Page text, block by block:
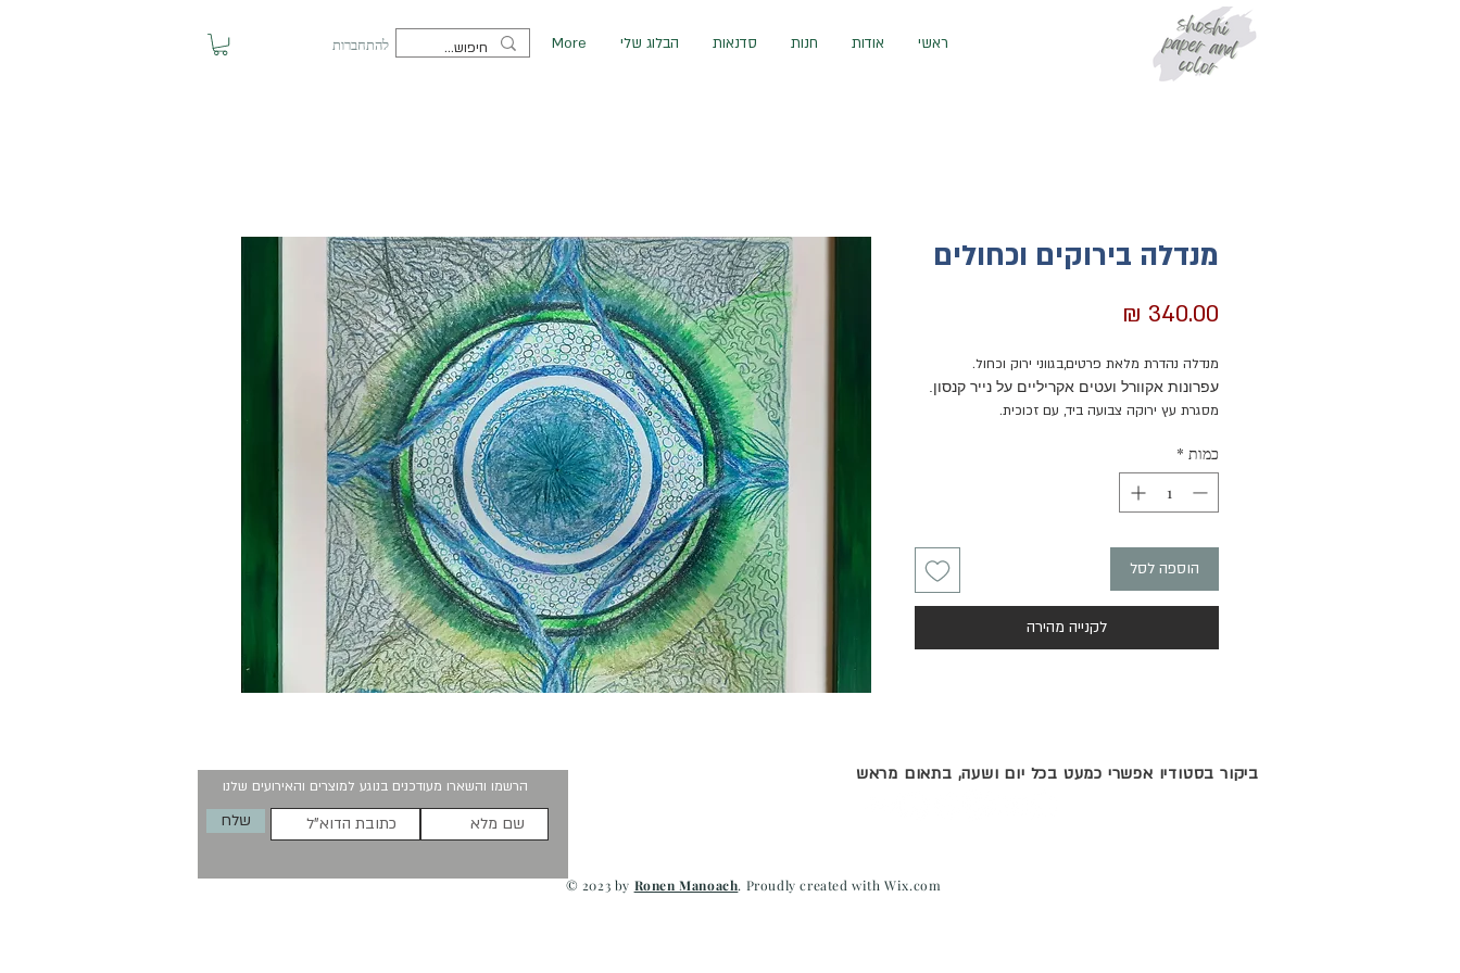
להתחברות ראשי אודות חנות סדנאות הבלוג שלי More
מנדלה בירוקים וכחולים
מנדלה נהדרת מלאת פרטים,בגווני ירוק וכחול.
עפרונות אקוורל ועטים אקריליים על נייר קנסון.
מסגרת עץ ירוקה צבועה ביד, עם זכוכית.
יתגלו פרטים נוספים.
המנדלה תוסיף חן רב לכל מקום בו תיתלו אותה.
עותק יחיד ומצוירת ביד.
גודל 33*33 (כולל המסגרת)
לתשומת לבכם:
כמות *
הוספה לסל
לקנייה מהירה
הרשמו והשארו מעודכנים בנוגע למוצרים והאירועים שלנו
שלח
ביקור בסטודיו אפשרי כמעט בכל יום ושעה, בתאום מראש
© 2023 by Ronen Manoach. Proudly created withWix.com